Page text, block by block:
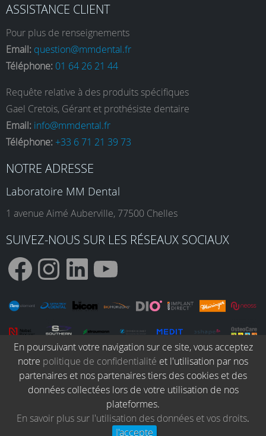
ASSISTANCE CLIENT
Pour plus de renseignements
Email: question@mmdental.fr
Téléphone: 01 64 26 21 44
Requête relative à des produits spécifiques
Gael Cretois, Gérant et prothésiste dentaire
Email: info@mmdental.fr
Téléphone: +33 6 71 21 39 73
NOTRE ADRESSE
Laboratoire MM Dental
1 avenue Aimé Auberville, 77500 Chelles
SUIVEZ-NOUS SUR LES RÉSEAUX SOCIAUX
F
a
c
e
I
n
s
t
L
i
n
k
Y
o
u
T
© MM Dental 2026. Tous droits réservés.
Blog dentaire
Protocoles cliniques
Conditions Générales de vente
En poursuivant votre navigation sur ce site, vous acceptez
notre politique de confidentialité et l'utilisation par nos
partenaires et nos partenaires tiers des cookies et des
données collectées lors de votre utilisation de nos
plateformes.
En savoir plus sur l'utilisation des données et vos droits.
J'accepte